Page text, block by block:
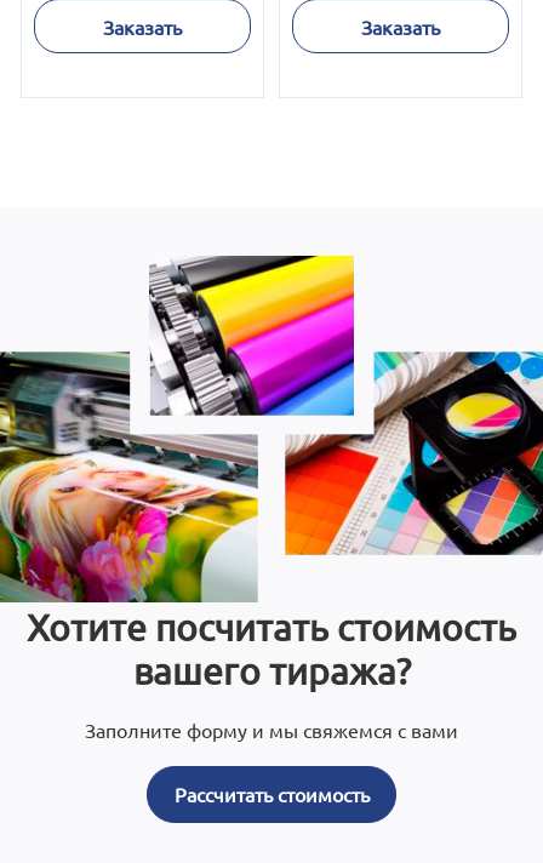
Заказать Заказать
Хотите посчитать стоимость
вашего тиража?
Заполните форму и мы свяжемся с вами
Рассчитать стоимость